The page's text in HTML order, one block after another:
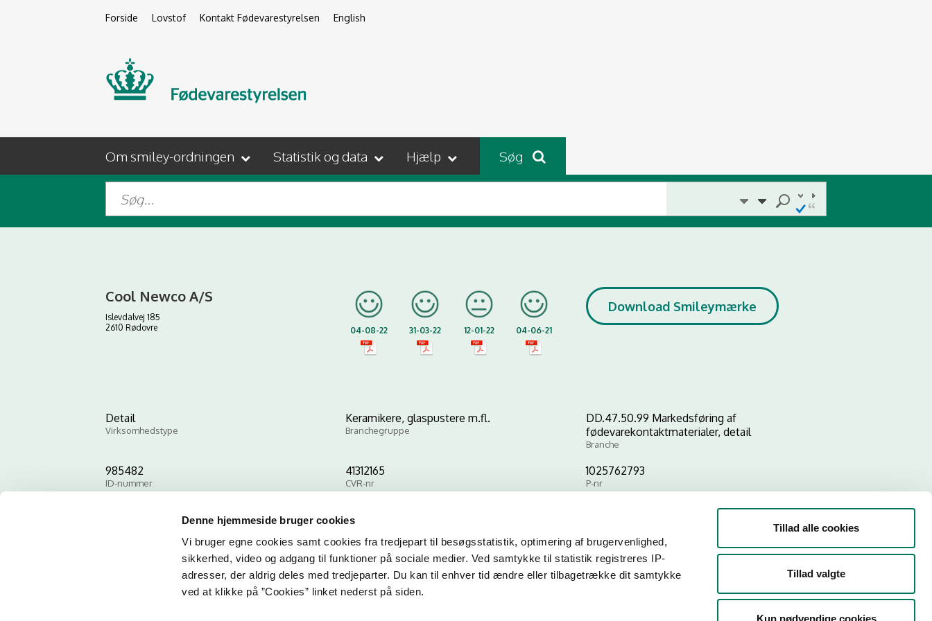
Denne hjemmeside bruger cookies
Vi bruger egne cookies samt cookies fra tredjepart til besøgsstatistik, optimering af brugervenlighed,
sikkerhed, video og adgang til funktioner på sociale medier. Ved samtykke til statistik registreres IP-
adresser, der aldrig deles med tredjeparter. Du kan til enhver tid ændre eller tilbagetrække dit samtykke
ved at klikke på ”Cookies” linket nederst på siden.
Tillad alle cookies
Tillad valgte
Kun nødvendige cookies
Forside Lovstof Kontakt Fødevarestyrelsen English
Om smiley-ordningen Statistik og data Hjælp Søg
Cool Newco A/S
Islevdalvej 185
2610 Rødovre
04-08-22 31-03-22 12-01-22 04-06-21
Download Smileymærke
Detail
Virksomhedstype
Keramikere, glaspustere m.fl.
Branchegruppe
DD.47.50.99 Markedsføring af
fødevarekontaktmaterialer, detail
Branche
985482
ID-nummer
41312165
CVR-nr
1025762793
P-nr
Kopier link til at indsætte på virksomhedens hjemmeside